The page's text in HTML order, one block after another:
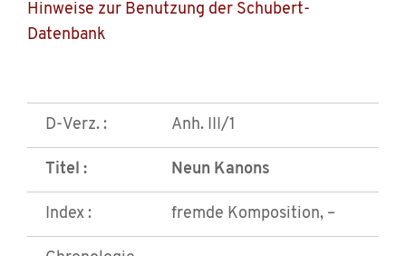
Hinweise zur Benutzung der Schubert-
Datenbank
D-Verz. : Anh. III/1
Titel : Neun Kanons
Index : fremde Komposition, –